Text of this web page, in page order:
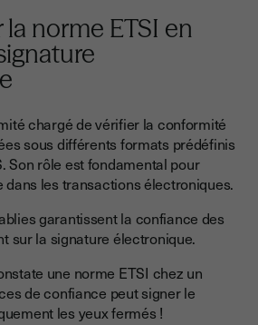
la norme ETSI en
chargé de vérifier la conformité
sous différents formats prédéfinis
Son rôle est fondamental pour
les transactions électroniques.
garantissent la confiance des
sur la signature électronique.
une norme ETSI chez un
de confiance peut signer le
les yeux fermés !